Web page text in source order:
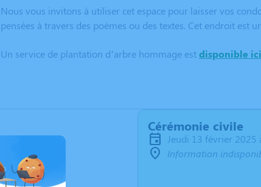
Nous vous invitons à utiliser cet espace pour laisser vos
pensées à travers des poèmes ou des textes. Cet endroit est
Un service de plantation d’arbre hommage estdisponible ici
Cérémonie civile
jeudi 13 février 2025
Information